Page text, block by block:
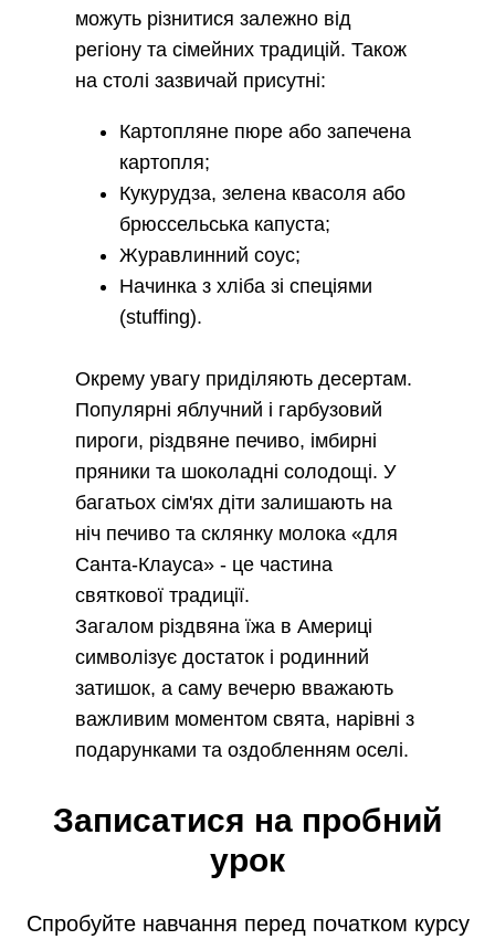
можуть різнитися залежно від
регіону та сімейних традицій. Також
на столі зазвичай присутні:
Картопляне пюре або запечена
картопля;
Кукурудза, зелена квасоля або
брюссельська капуста;
Журавлинний соус;
Начинка з хліба зі спеціями
(stuffing).
Окрему увагу приділяють десертам.
Популярні яблучний і гарбузовий
пироги, різдвяне печиво, імбирні
пряники та шоколадні солодощі. У
багатьох сім'ях діти залишають на
ніч печиво та склянку молока «для
Санта-Клауса» - це частина
святкової традиції.
Загалом різдвяна їжа в Америці
символізує достаток і родинний
затишок, а саму вечерю вважають
важливим моментом свята, нарівні з
подарунками та оздобленням оселі.
Записатися на пробний
урок
Спробуйте навчання перед початком курсу